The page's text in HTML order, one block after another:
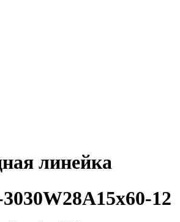
линейка
12